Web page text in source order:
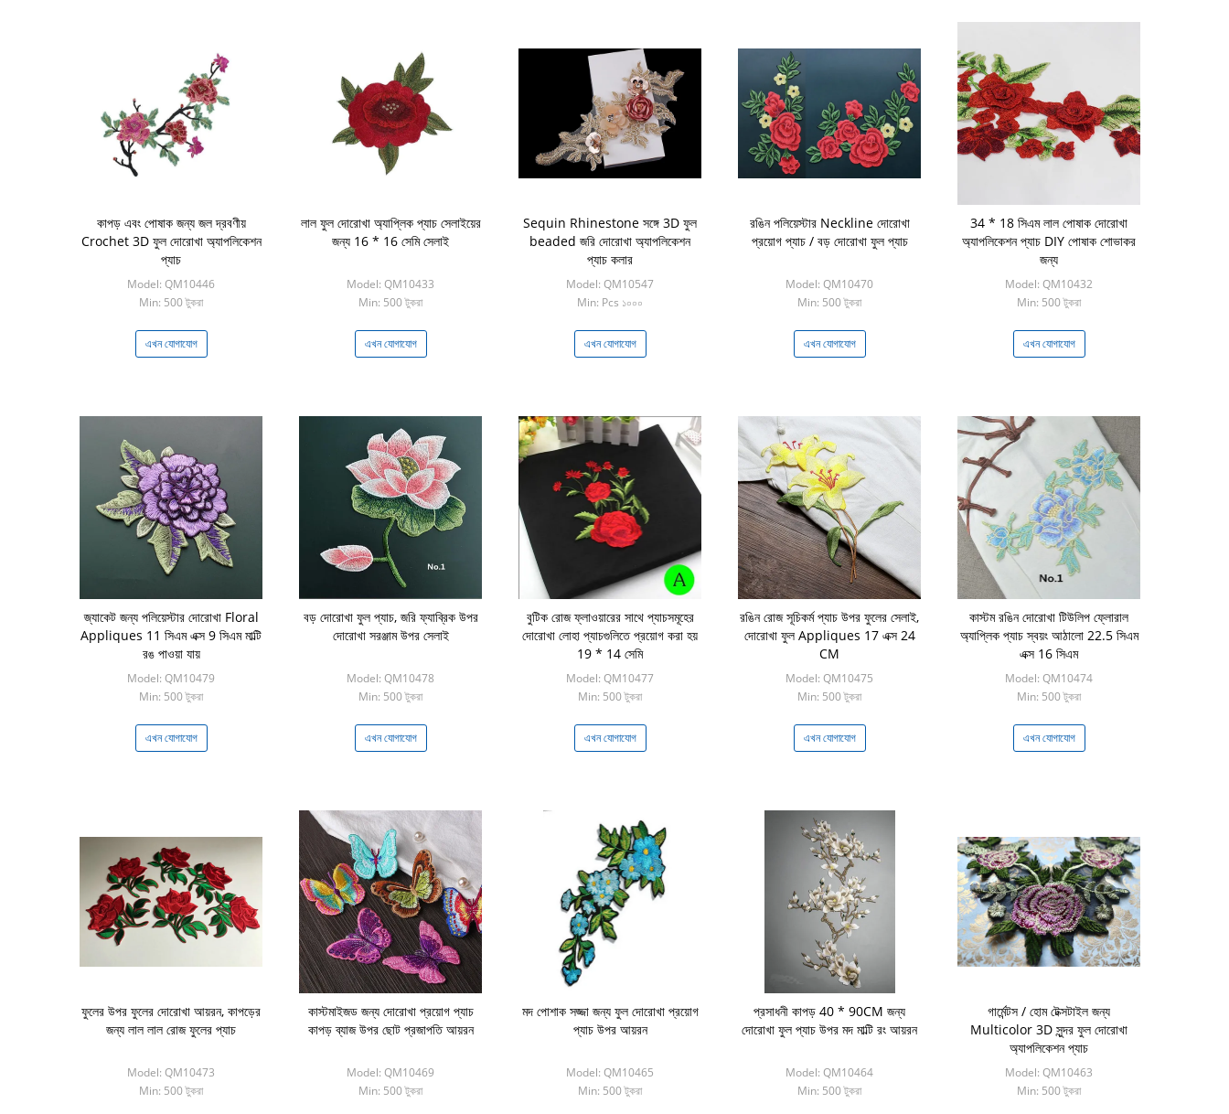
কাপড় এবং পোষাক জন্য জল দ্রবণীয়
Crochet 3D ফুল দোরোখা অ্যাপলিকেশন
প্যাচ
Model: QM10446
Min: 500 টুকরা
এখন যোগাযোগ
লাল ফুল দোরোখা অ্যাপ্লিক প্যাচ সেলাইয়ের
জন্য 16 * 16 সেমি সেলাই
Model: QM10433
Min: 500 টুকরা
এখন যোগাযোগ
Sequin Rhinestone সঙ্গে 3D ফুল
beaded জরি দোরোখা অ্যাপলিকেশন
প্যাচ কলার
Model: QM10547
Min: Pcs ১০০০
এখন যোগাযোগ
রঙিন পলিয়েস্টার Neckline দোরোখা
প্রয়োগ প্যাচ / বড় দোরোখা ফুল প্যাচ
Model: QM10470
Min: 500 টুকরা
এখন যোগাযোগ
34 * 18 সিএম লাল পোষাক দোরোখা
অ্যাপলিকেশন প্যাচ DIY পোষাক শোভাকর
জন্য
Model: QM10432
Min: 500 টুকরা
এখন যোগাযোগ
জ্যাকেট জন্য পলিয়েস্টার দোরোখা Floral
Appliques 11 সিএম এক্স 9 সিএম মাল্টি
রঙ পাওয়া যায়
Model: QM10479
Min: 500 টুকরা
এখন যোগাযোগ
বড় দোরোখা ফুল প্যাচ, জরি ফ্যাব্রিক উপর
দোরোখা সরঞ্জাম উপর সেলাই
Model: QM10478
Min: 500 টুকরা
এখন যোগাযোগ
বুটিক রোজ ফ্লাওয়ারের সাথে প্যাচসমূহের
দোরোখা লোহা প্যাচগুলিতে প্রয়োগ করা হয়
19 * 14 সেমি
Model: QM10477
Min: 500 টুকরা
এখন যোগাযোগ
রঙিন রোজ সূচিকর্ম প্যাচ উপর ফুলের সেলাই,
দোরোখা ফুল Appliques 17 এক্স 24
CM
Model: QM10475
Min: 500 টুকরা
এখন যোগাযোগ
কাস্টম রঙিন দোরোখা টিউলিপ ফ্লোরাল
অ্যাপ্লিক প্যাচ স্বয়ং আঠালো 22.5 সিএম
এক্স 16 সিএম
Model: QM10474
Min: 500 টুকরা
এখন যোগাযোগ
ফুলের উপর ফুলের দোরোখা আয়রন, কাপড়ের
জন্য লাল লাল রোজ ফুলের প্যাচ
Model: QM10473
Min: 500 টুকরা
কাস্টমাইজড জন্য দোরোখা প্রয়োগ প্যাচ
কাপড় ব্যাজ উপর ছোট প্রজাপতি আয়রন
Model: QM10469
Min: 500 টুকরা
মদ পোশাক সজ্জা জন্য ফুল দোরোখা প্রয়োগ
প্যাচ উপর আয়রন
Model: QM10465
Min: 500 টুকরা
প্রসাধনী কাপড় 40 * 90CM জন্য
দোরোখা ফুল প্যাচ উপর মদ মাল্টি রং আয়রন
Model: QM10464
Min: 500 টুকরা
গার্মেন্টস / হোম টেক্সটাইল জন্য
Multicolor 3D সুন্দর ফুল দোরোখা
অ্যাপলিকেশন প্যাচ
Model: QM10463
Min: 500 টুকরা